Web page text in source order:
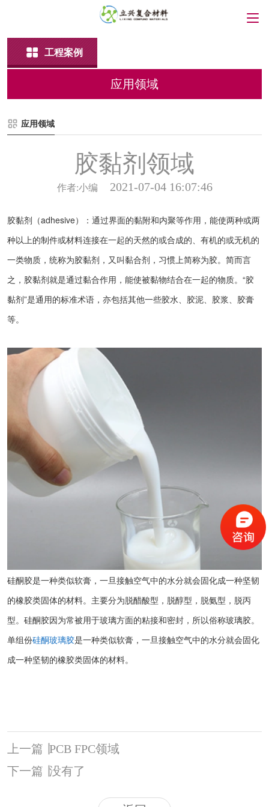
工程案例
应用领域
应用领域
胶黏剂领域
作者:小编 2021-07-04 16:07:46
胶黏剂（adhesive）：通过界面的黏附和内聚等作用，能使两种或两
种以上的制件或材料连接在一起的天然的或合成的、有机的或无机的
一类物质，统称为胶黏剂，又叫黏合剂，习惯上简称为胶。简而言
之，胶黏剂就是通过黏合作用，能使被黏物结合在一起的物质。“胶
黏剂”是通用的标准术语，亦包括其他一些胶水、胶泥、胶浆、胶膏
等。
硅酮胶是一种类似软膏，一旦接触空气中的水分就会固化成一种坚韧
的橡胶类固体的材料。主要分为脱醋酸型，脱醇型，脱氨型，脱丙
型。硅酮胶因为常被用于玻璃方面的粘接和密封，所以俗称玻璃胶。
单组份硅酮玻璃胶是一种类似软膏，一旦接触空气中的水分就会固化
成一种坚韧的橡胶类固体的材料。
上一篇 丨
PCB FPC领域
下一篇 丨
没有了